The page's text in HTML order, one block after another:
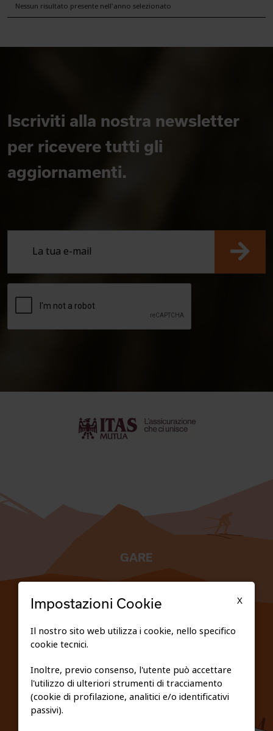
Nessun risultato presente nell'anno selezionato
Iscriviti alla nostra newsletter
per ricevere tutti gli
aggiornamenti.
GARE
PRIVACY E COOKIE POLICY
X
Impostazioni Cookie
Il nostro sito web utilizza i cookie, nello specifico
cookie tecnici.
Inoltre, previo consenso, l'utente può accettare
l'utilizzo di ulteriori strumenti di tracciamento
(cookie di profilazione, analitici e/o identificativi
passivi).